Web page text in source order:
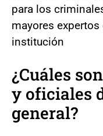
para los
mayores
institución
¿Cuáles
y oficiales
general?